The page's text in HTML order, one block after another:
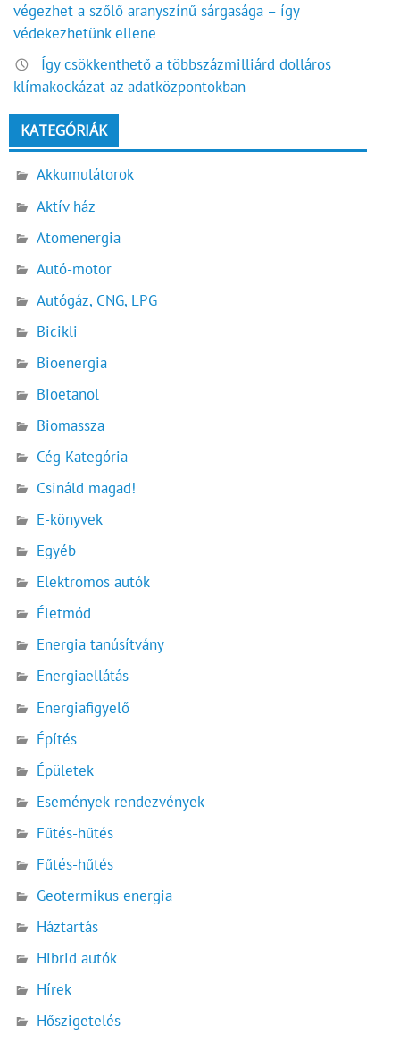
végezhet a szőlő aranyszínű sárgasága – így
védekezhetünk ellene
Így csökkenthető a többszázmilliárd dolláros
klímakockázat az adatközpontokban
KATEGÓRIÁK
Akkumulátorok
Aktív ház
Atomenergia
Autó-motor
Autógáz, CNG, LPG
Bicikli
Bioenergia
Bioetanol
Biomassza
Cég Kategória
Csináld magad!
E-könyvek
Egyéb
Elektromos autók
Életmód
Energia tanúsítvány
Energiaellátás
Energiafigyelő
Építés
Épületek
Események-rendezvények
Fűtés-hűtés
Fűtés-hűtés
Geotermikus energia
Háztartás
Hibrid autók
Hírek
Hőszigetelés